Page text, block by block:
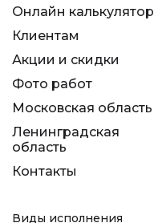
Онлайн калькулятор
Клиентам
Акции и скидки
Фото работ
Московская область
Ленинградская
область
Контакты
Виды исполнения